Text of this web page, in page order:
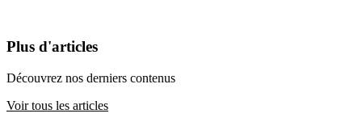
Plus d'articles
Découvrez nos derniers contenus
Voir tous les articles